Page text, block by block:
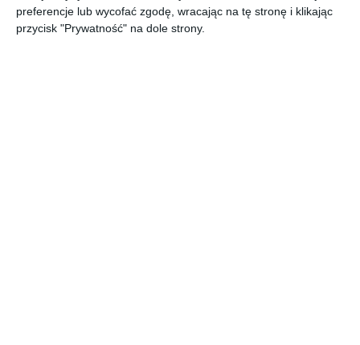
preferencje lub wycofać zgodę, wracając na tę stronę i klikając
przycisk "Prywatność" na dole strony.